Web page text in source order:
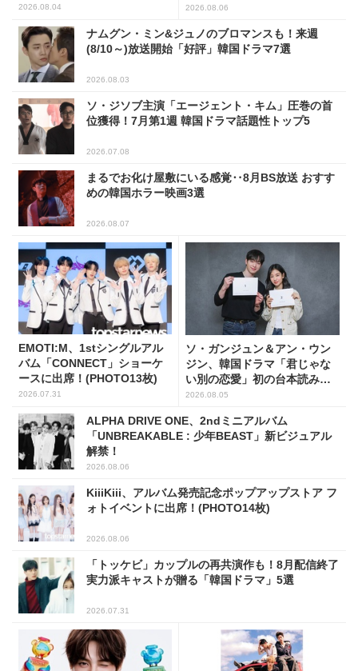
2026.08.04 2026.08.06
ナムグン・ミン&ジュノのブロマンスも！来週
(8/10～)放送開始「好評」韓国ドラマ7選
2026.08.03
ソ・ジソブ主演「エージェント・キム」圧巻の首
位獲得！7月第1週 韓国ドラマ話題性トップ5
2026.07.08
まるでお化け屋敷にいる感覚‥8月BS放送 おすす
めの韓国ホラー映画3選
2026.08.07
EMOTI:M、1stシングルアル
バム「CONNECT」ショーケ
ースに出席！(PHOTO13枚)
2026.07.31
ソ・ガンジュン＆アン・ウン
ジン、韓国ドラマ「君じゃな
い別の恋愛」初の台本読み合
わせで抜群のケミ
2026.08.05
ALPHA DRIVE ONE、2ndミニアルバム
「UNBREAKABLE : 少年BEAST」新ビジュアル
解禁！
2026.08.06
KiiiKiii、アルバム発売記念ポップアップストア フ
ォトイベントに出席！(PHOTO14枚)
2026.08.06
「トッケビ」カップルの再共演作も！8月配信終了
実力派キャストが贈る「韓国ドラマ」5選
2026.07.31